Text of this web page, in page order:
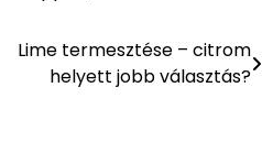
Lime termesztése – citrom
helyett jobb választás?